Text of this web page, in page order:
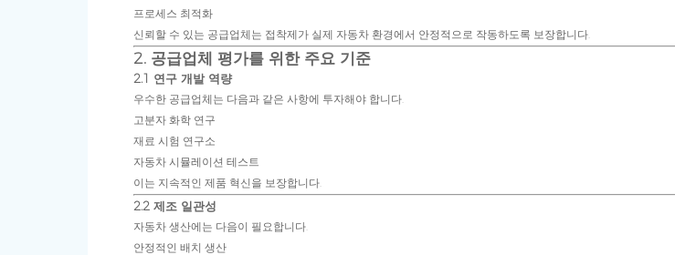
프로세스 최적화
신뢰할 수 있는 공급업체는 접착제가 실제 자동차 환경에서 안정적으로 작동하도록 보장합니다.
2. 공급업체 평가를 위한 주요 기준
2.1 연구 개발 역량
우수한 공급업체는 다음과 같은 사항에 투자해야 합니다.
고분자 화학 연구
재료 시험 연구소
자동차 시뮬레이션 테스트
이는 지속적인 제품 혁신을 보장합니다.
2.2 제조 일관성
자동차 생산에는 다음이 필요합니다.
안정적인 배치 생산